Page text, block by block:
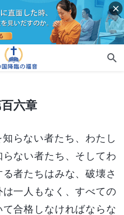
六章
らない者たち、わたし
ない者たち、そしてわ
者たちはみな、破壊さ
一人もなく、すべての
合格しなければならな